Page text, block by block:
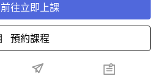
前往立即上課
預約課程